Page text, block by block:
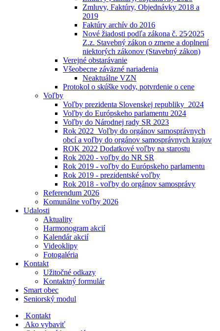
Zmluvy, Faktúry, Objednávky 2018 a
2019
Faktúry archív do 2016
Nové žiadosti podľa zákona č. 25⁄2025
Z.z. Stavebný zákon o zmene a doplnení
niektorých zákonov (Stavebný zákon)
Verejné obstarávanie
Všeobecne záväzné nariadenia
Neaktuálne VZN
Protokol o skúške vody, potvrdenie o cene
Voľby
Voľby prezidenta Slovenskej republiky_2024
Voľby do Európskeho parlamentu 2024
Voľby do Národnej rady SR 2023
Rok 2022_Voľby do orgánov samosprávnych
obcí a voľby do orgánov samosprávnych krajov
ROK 2022 Dodatkové voľby na starostu
Rok 2020 - voľby do NR SR
Rok 2019 - voľby do Európskeho parlamentu
Rok 2019 - prezidentské voľby
Rok 2018 - voľby do orgánov samosprávy
Referendum 2026
Komunálne voľby 2026
Udalosti
Aktuality
Harmonogram akcií
Kalendár akcií
Videoklipy
Fotogaléria
Kontakt
Užitočné odkazy
Kontaktný formulár
Smart obec
Seniorský modul
Kontakt
Ako vybaviť